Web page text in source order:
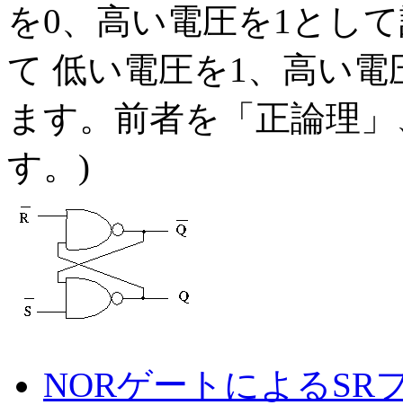
を0、高い電圧を1とし
て 低い電圧を1、高い
ます。前者を「正論理
す。)
NORゲートによるSR